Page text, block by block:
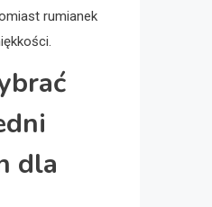
rumianek
dla